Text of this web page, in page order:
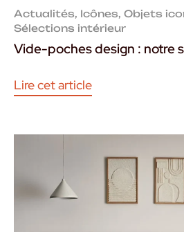
Actualités, Icônes, Objets
Sélections intérieur
Vide-poches design : notre
Lire cet article